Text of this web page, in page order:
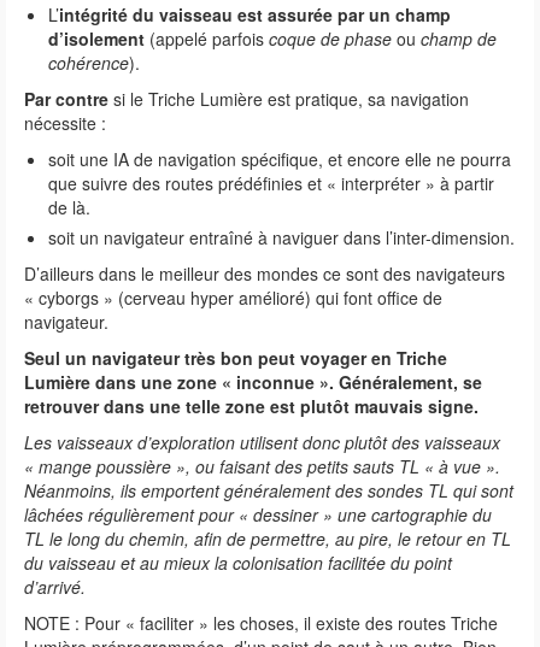
L’intégrité du vaisseau est assurée par un champ
d’isolement (appelé parfois coque de phase ou champ de
cohérence).
Par contre si le Triche Lumière est pratique, sa navigation
nécessite :
soit une IA de navigation spécifique, et encore elle ne pourra
que suivre des routes prédéfinies et « interpréter » à partir
de là.
soit un navigateur entraîné à naviguer dans l’inter-dimension.
D’ailleurs dans le meilleur des mondes ce sont des navigateurs
« cyborgs » (cerveau hyper amélioré) qui font office de
navigateur.
Seul un navigateur très bon peut voyager en Triche
Lumière dans une zone « inconnue ». Généralement, se
retrouver dans une telle zone est plutôt mauvais signe.
Les vaisseaux d’exploration utilisent donc plutôt des vaisseaux
« mange poussière », ou faisant des petits sauts TL « à vue ».
Néanmoins, ils emportent généralement des sondes TL qui sont
lâchées régulièrement pour « dessiner » une cartographie du
TL le long du chemin, afin de permettre, au pire, le retour en TL
du vaisseau et au mieux la colonisation facilitée du point
d’arrivé.
NOTE : Pour « faciliter » les choses, il existe des routes Triche